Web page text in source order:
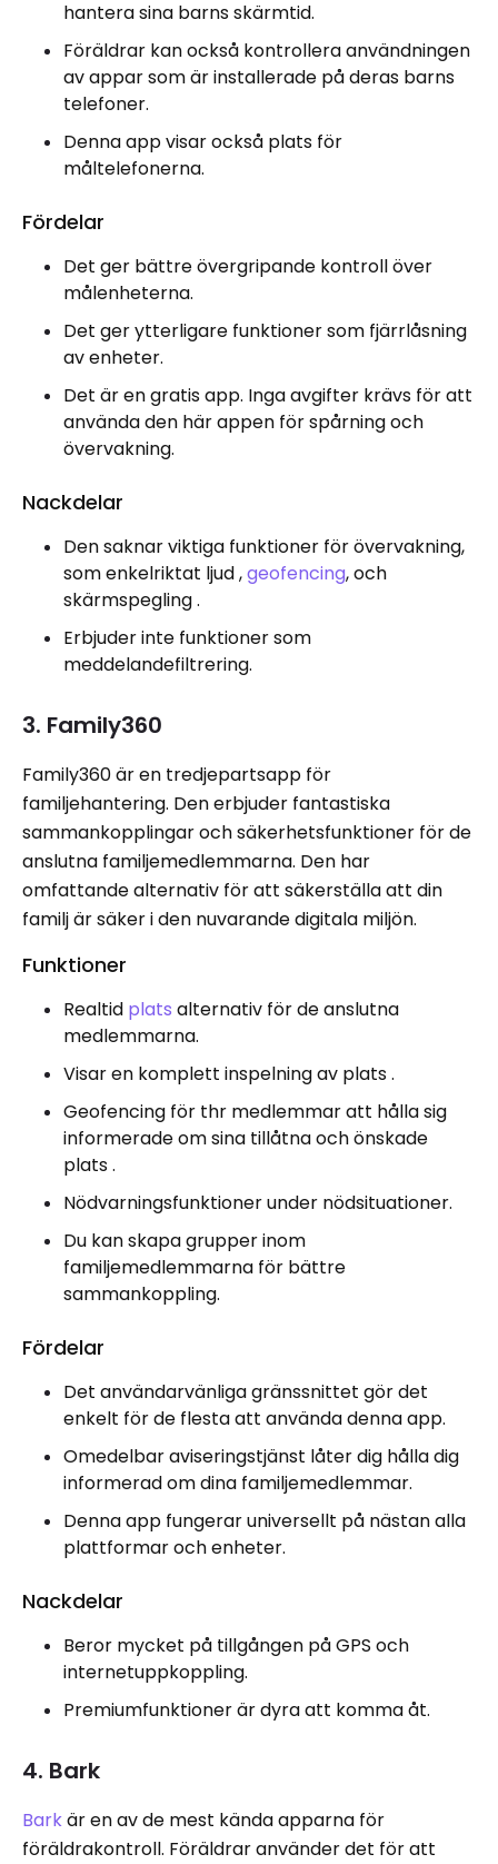
hantera sina barns skärmtid.
Föräldrar kan också kontrollera användningen
av appar som är installerade på deras barns
telefoner.
Denna app visar också plats för
måltelefonerna.
Fördelar
Det ger bättre övergripande kontroll över
målenheterna.
Det ger ytterligare funktioner som fjärrlåsning
av enheter.
Det är en gratis app. Inga avgifter krävs för att
använda den här appen för spårning och
övervakning.
Nackdelar
Den saknar viktiga funktioner för övervakning,
som enkelriktat ljud ,geofencing, och
skärmspegling .
Erbjuder inte funktioner som
meddelandefiltrering.
3. Family360
Family360 är en tredjepartsapp för
familjehantering. Den erbjuder fantastiska
sammankopplingar och säkerhetsfunktioner för de
anslutna familjemedlemmarna. Den har
omfattande alternativ för att säkerställa att din
familj är säker i den nuvarande digitala miljön.
Funktioner
Realtid plats alternativ för de anslutna
medlemmarna.
Visar en komplett inspelning av plats .
Geofencing för thr medlemmar att hålla sig
informerade om sina tillåtna och önskade
plats .
Nödvarningsfunktioner under nödsituationer.
Du kan skapa grupper inom
familjemedlemmarna för bättre
sammankoppling.
Fördelar
Det användarvänliga gränssnittet gör det
enkelt för de flesta att använda denna app.
Omedelbar aviseringstjänst låter dig hålla dig
informerad om dina familjemedlemmar.
Denna app fungerar universellt på nästan alla
plattformar och enheter.
Nackdelar
Beror mycket på tillgången på GPS och
internetuppkoppling.
Premiumfunktioner är dyra att komma åt.
4. Bark
Barkär en av de mest kända apparna för
föräldrakontroll. Föräldrar använder det för att